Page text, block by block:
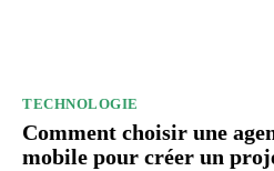
TECHNOLOGIE
Comment choisir une
mobile pour créer un